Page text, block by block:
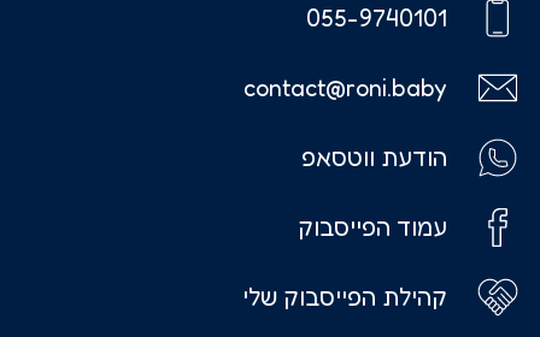
055-9740101
contact@roni.baby
הודעת ווטסאפ
עמוד הפייסבוק
קהילת הפייסבוק שלי